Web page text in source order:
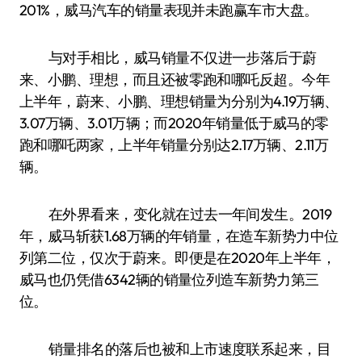
201%，威马汽车的销量表现并未跑赢车市大盘。
与对手相比，威马销量不仅进一步落后于蔚
来、小鹏、理想，而且还被零跑和哪吒反超。今年
上半年，蔚来、小鹏、理想销量为分别为4.19万辆、
3.07万辆、3.01万辆；而2020年销量低于威马的零
跑和哪吒两家，上半年销量分别达2.17万辆、2.11万
辆。
在外界看来，变化就在过去一年间发生。2019
年，威马斩获1.68万辆的年销量，在造车新势力中位
列第二位，仅次于蔚来。即便是在2020年上半年，
威马也仍凭借6342辆的销量位列造车新势力第三
位。
销量排名的落后也被和上市速度联系起来，目